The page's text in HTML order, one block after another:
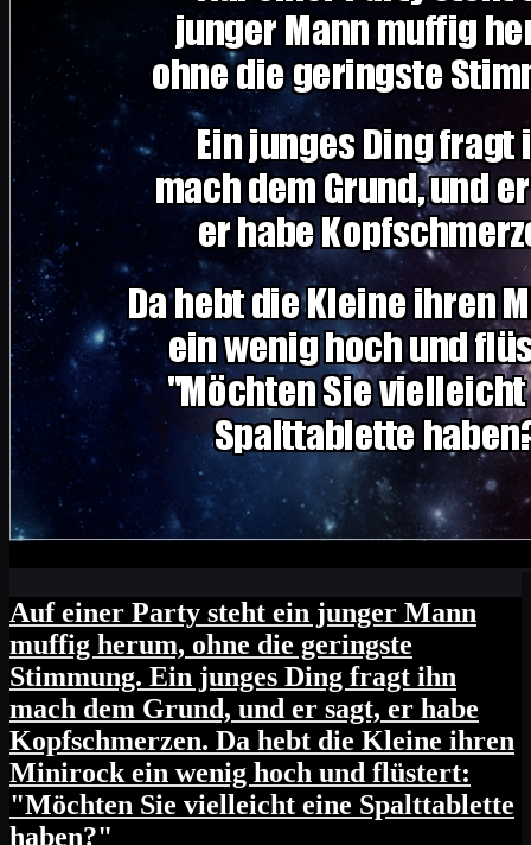
Auf einer Party steht ein junger Mann
muffig herum, ohne die geringste
Stimmung. Ein junges Ding fragt ihn
mach dem Grund, und er sagt, er habe
Kopfschmerzen. Da hebt die Kleine ihren
Minirock ein wenig hoch und flüstert:
"Möchten Sie vielleicht eine Spalttablette
haben?"